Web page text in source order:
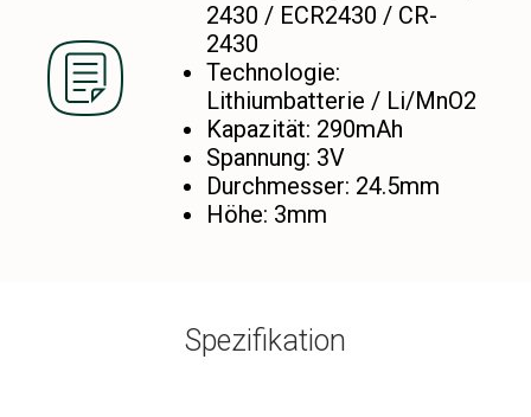
2430 / ECR2430 / CR-
2430
Technologie:
Lithiumbatterie / Li/MnO2
Kapazität: 290mAh
Spannung: 3V
Durchmesser: 24.5mm
Höhe: 3mm
Spezifikation